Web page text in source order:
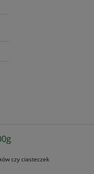
czy ciasteczek